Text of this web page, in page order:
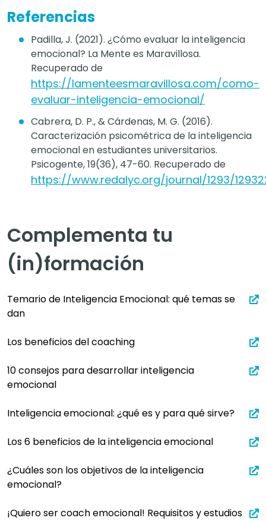
Referencias
Padilla, J. (2021). ¿Cómo evaluar la inteligencia
emocional? La Mente es Maravillosa.
Recuperado de
https://lamenteesmaravillosa.com/como-
evaluar-inteligencia-emocional/
Cabrera, D. P., & Cárdenas, M. G. (2016).
Caracterización psicométrica de la inteligencia
emocional en estudiantes universitarios.
Psicogente, 19(36), 47-60. Recuperado de
https://www.redalyc.org/journal/1293/
Complementa tu
(in)formación
Temario de Inteligencia Emocional: qué temas se
dan
Los beneficios del coaching
10 consejos para desarrollar inteligencia
emocional
Inteligencia emocional: ¿qué es y para qué sirve?
Los 6 beneficios de la inteligencia emocional
¿Cuáles son los objetivos de la inteligencia
emocional?
¡Quiero ser coach emocional! Requisitos y estudios